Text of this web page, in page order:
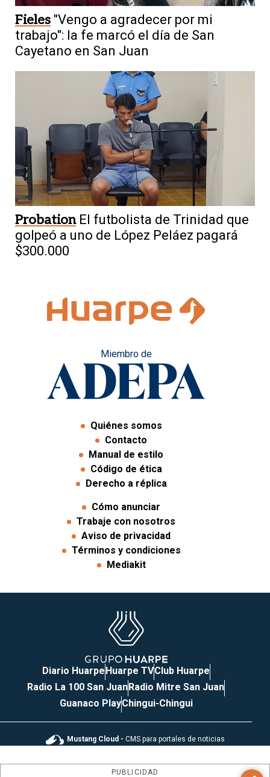
Fieles "Vengo a agradecer por mi
trabajo": la fe marcó el día de San
Cayetano en San Juan
Probation El futbolista de Trinidad que
golpeó a uno de López Peláez pagará
$300.000
Miembro de
Quiénes somos
Contacto
Manual de estilo
Código de ética
Derecho a réplica
Cómo anunciar
Trabaje con nosotros
Aviso de privacidad
Términos y condiciones
Mediakit
Diario HuarpeHuarpe TVClub Huarpe
Radio La 100 San JuanRadio Mitre San Juan
Guanaco PlayChingui-Chingui
Mustang Cloud - CMS para portales de noticias
PUBLICIDAD